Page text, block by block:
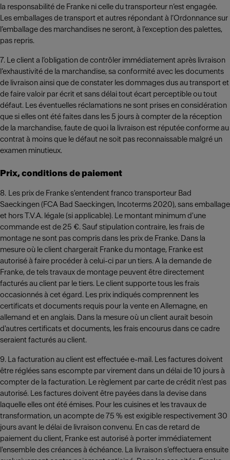
la responsabilité de Franke ni celle du transporteur n’est engagée.
Les emballages de transport et autres répondant à l’Ordonnance sur
l’emballage des marchandises ne seront, à l’exception des palettes,
pas repris.
7. Le client a l’obligation de contrôler immédiatement après livraison
l’exhaustivité de la marchandise, sa conformité avec les documents
de livraison ainsi que de constater les dommages dus au transport et
de faire valoir par écrit et sans délai tout écart perceptible ou tout
défaut. Les éventuelles réclamations ne sont prises en considération
que si elles ont été faites dans les 5 jours à compter de la réception
de la marchandise, faute de quoi la livraison est réputée conforme au
contrat à moins que le défaut ne soit pas reconnaissable malgré un
examen minutieux.
Prix, conditions de paiement
8. Les prix de Franke s'entendent franco transporteur Bad
Saeckingen (FCA Bad Saeckingen, Incoterms 2020), sans emballage
et hors T.V.A. légale (si applicable). Le montant minimum d'une
commande est de 25 €. Sauf stipulation contraire, les frais de
montage ne sont pas compris dans les prix de Franke. Dans la
mesure où le client chargerait Franke du montage, Franke est
autorisé à faire procéder à celui-ci par un tiers. A la demande de
Franke, de tels travaux de montage peuvent être directement
facturés au client par le tiers. Le client supporte tous les frais
occasionnés à cet égard. Les prix indiqués comprennent les
certificats et documents requis pour la vente en Allemagne, en
allemand et en anglais. Dans la mesure où un client aurait besoin
d'autres certificats et documents, les frais encourus dans ce cadre
seraient facturés au client.
9. La facturation au client est effectuée e-mail. Les factures doivent
être réglées sans escompte par virement dans un délai de 10 jours à
compter de la facturation. Le règlement par carte de crédit n'est pas
autorisé. Les factures doivent être payées dans la devise dans
laquelle elles ont été émises. Pour les cuisines et les travaux de
transformation, un acompte de 75 % est exigible respectivement 30
jours avant le délai de livraison convenu. En cas de retard de
paiement du client, Franke est autorisé à porter immédiatement
l'ensemble des créances à échéance. La livraison s'effectuera ensuite